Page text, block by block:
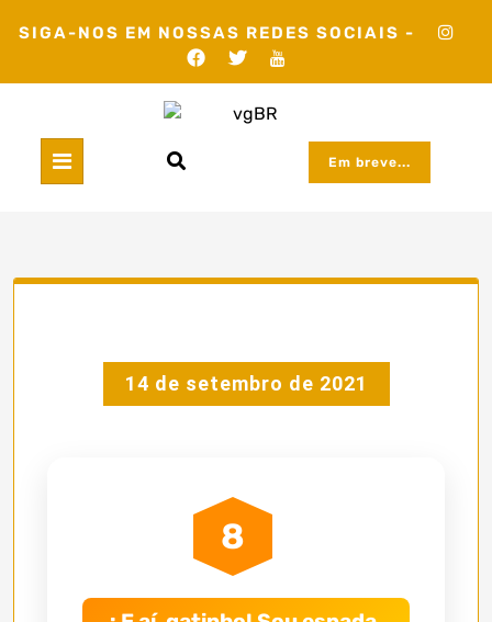
SIGA-NOS EM NOSSAS REDES SOCIAIS -
Em breve...
14 de setembro de 2021
8